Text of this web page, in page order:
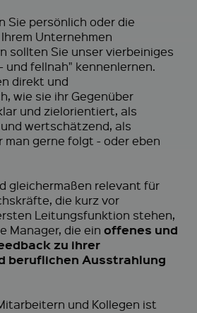
Sie persönlich oder die
Unternehmen
sollten Sie unser vierbeiniges
und fellnah" kennenlernen.
direkt und
wie sie ihr Gegenüber
und zielorientiert, als
wertschätzend, als
man gerne folgt - oder eben
gleichermaßen relevant für
die kurz vor
Leitungsfunktion stehen,
Manager, die ein offenes und
zu ihrer
beruflichen Ausstrahlung
und Kollegen ist